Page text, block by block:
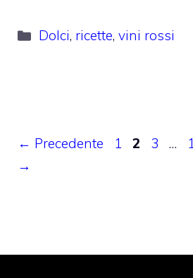
Categorie
Dolci, ricette,vini rossi
← Precedente Pagina
1 Pagina
2 Pagina
3 …
→